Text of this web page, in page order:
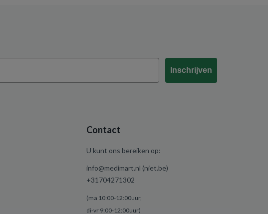
Inschrijven
Contact
U kunt ons bereiken op:
info@medimart.nl (niet.be)
+31704271302
(ma 10:00-12:00uur,
di-vr 9:00-12:00uur)